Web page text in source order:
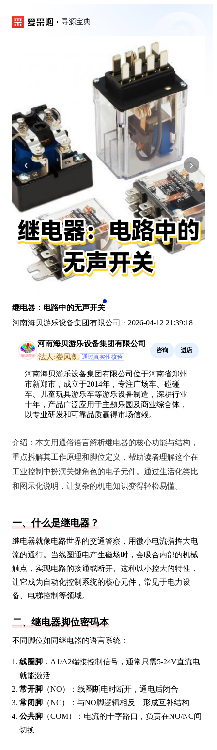
寻源宝典
‹ ›
继电器：电路中的无声开关
河南海贝游乐设备集团有限公司 · 2026-04-12 21:39:18
河南海贝游乐设备集团有限公司
法人:娄凤凯 通过真实性核验
咨询 进店
河南海贝游乐设备集团有限公司位于河南省郑州
市新郑市，成立于2014年，专注广场车、碰碰
车、儿童玩具游乐车等游乐设备制造，深耕行业
十年，产品广泛应用于主题乐园及商业综合体，
以专业研发和可靠品质赢得市场信赖。
介绍： 本文用通俗语言解析继电器的核心功能与结构，
重点拆解其工作原理和脚位定义，帮助读者理解这个在
工业控制中扮演关键角色的电子元件。通过生活化类比
和图示化说明，让复杂的机电知识变得轻松易懂。
一、什么是继电器？
继电器就像电路世界的交通警察，用微小电流指挥大电
流的通行。当线圈通电产生磁场时，会吸合内部的机械
触点，实现电路的接通或断开。这种以小控大的特性，
让它成为自动化控制系统的核心元件，常见于电力设
备、电梯控制等领域。
二、继电器脚位密码本
不同脚位如同继电器的语言系统：
线圈脚 ：A1/A2端接控制信号，通常只需5-24V直流电
就能激活
常开脚 （NO）：线圈断电时断开，通电后闭合
常闭脚 （NC）：与NO脚逻辑相反，形成互补结构
公共脚 （COM）：电流的十字路口，负责在NO/NC间
切换